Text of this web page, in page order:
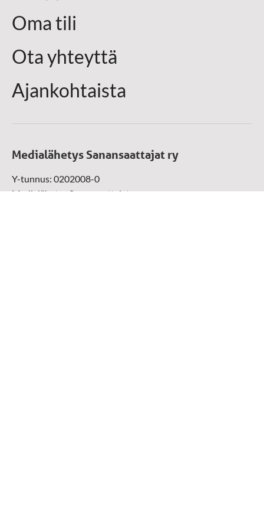
Oma tili
Ota yhteyttä
Ajankohtaista
Medialähetys Sanansaattajat ry
Y-tunnus: 0202008-0
Medialähetys Sanansaattajat ry